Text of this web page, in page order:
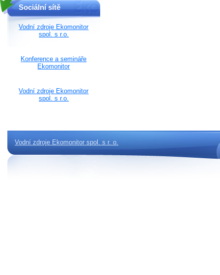
Sociální sítě
Vodní zdroje Ekomonitor
spol. s r.o.
Konference a semináře
Ekomonitor
Vodní zdroje Ekomonitor
spol. s r.o.
Vodní zdroje Ekomonitor spol. s r. o.